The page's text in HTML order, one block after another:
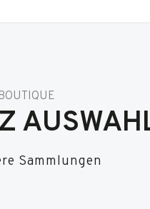
Sammlungen